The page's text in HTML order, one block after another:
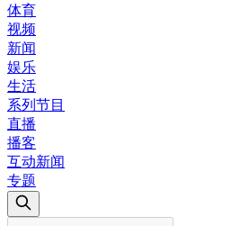
体育
视频
新闻
娱乐
生活
系列节目
直播
播客
互动新闻
专题